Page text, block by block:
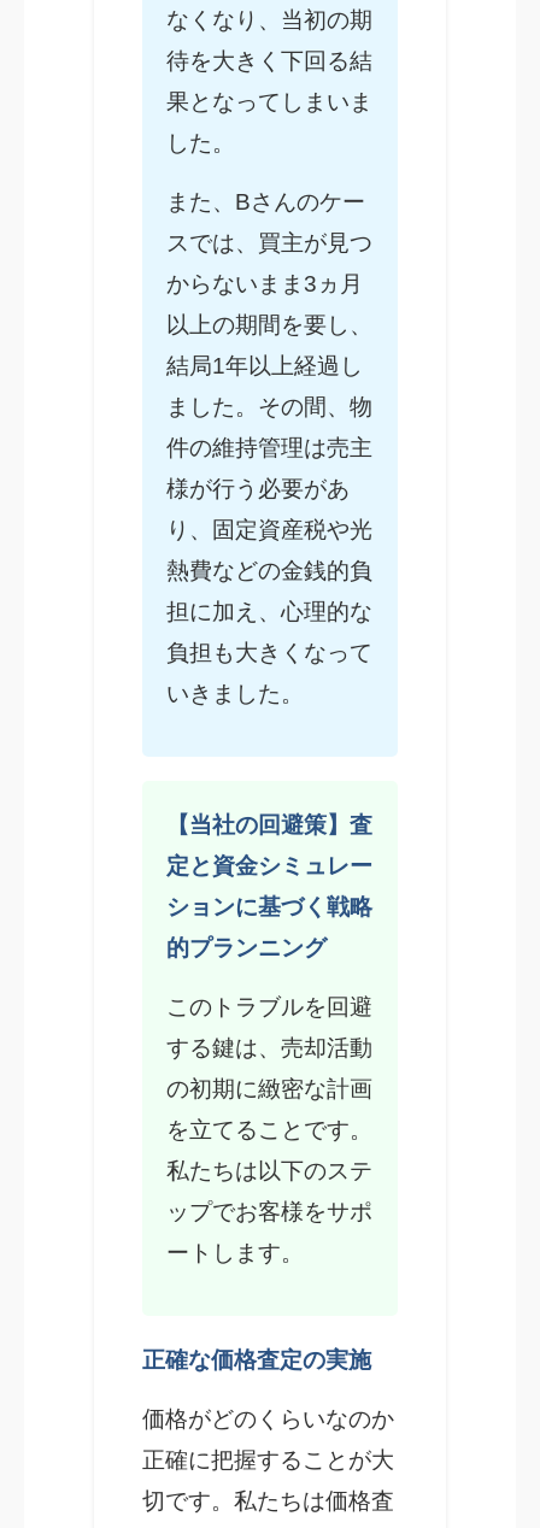
なくなり、当初の期
待を大きく下回る結
果となってしまいま
した。
また、Bさんのケー
スでは、買主が見つ
からないまま3ヵ月
以上の期間を要し、
結局1年以上経過し
ました。その間、物
件の維持管理は売主
様が行う必要があ
り、固定資産税や光
熱費などの金銭的負
担に加え、心理的な
負担も大きくなって
いきました。
【当社の回避策】査
定と資金シミュレー
ションに基づく戦略
的プランニング
このトラブルを回避
する鍵は、売却活動
の初期に緻密な計画
を立てることです。
私たちは以下のステ
ップでお客様をサポ
ートします。
正確な価格査定の実施
価格がどのくらいなのか
正確に把握することが大
切です。私たちは価格査